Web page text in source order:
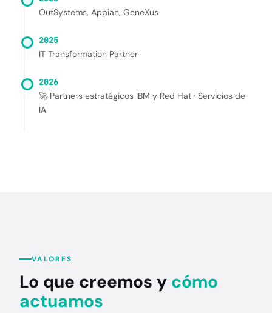
OutSystems, Appian, GeneXus
2025
IT Transformation Partner
2026
🚀 Partners estratégicos IBM y Red Hat · Servicios de
IA
VALORES
Lo que creemos y cómo
actuamos